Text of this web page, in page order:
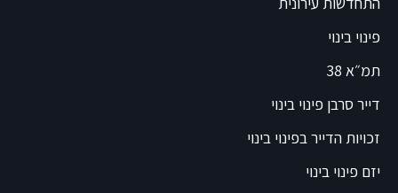
פינוי בינוי
תמ״א 38
דייר סרבן פינוי בינוי
זכויות הדייר בפינוי בינוי
יזם פינוי בינוי